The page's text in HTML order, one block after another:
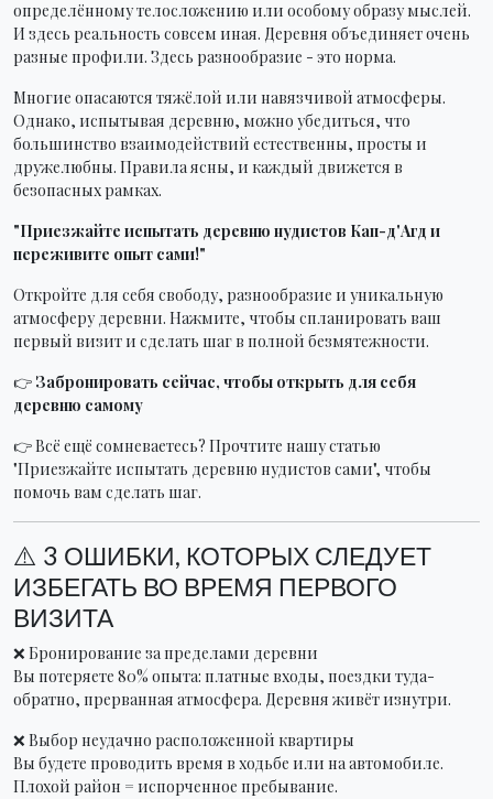
определённому телосложению или особому образу мыслей.
И здесь реальность совсем иная. Деревня объединяет очень
разные профили. Здесь разнообразие - это норма.
Многие опасаются тяжёлой или навязчивой атмосферы.
Однако, испытывая деревню, можно убедиться, что
большинство взаимодействий естественны, просты и
дружелюбны. Правила ясны, и каждый движется в
безопасных рамках.
"Приезжайте испытать деревню нудистов Кап-д'Агд и
переживите опыт сами!"
Откройте для себя свободу, разнообразие и уникальную
атмосферу деревни. Нажмите, чтобы спланировать ваш
первый визит и сделать шаг в полной безмятежности.
👉 Забронировать сейчас, чтобы открыть для себя
деревню самому
👉 Всё ещё сомневаетесь? Прочтите нашу статью
"Приезжайте испытать деревню нудистов сами", чтобы
помочь вам сделать шаг.
⚠️ 3 ОШИБКИ, КОТОРЫХ СЛЕДУЕТ
ИЗБЕГАТЬ ВО ВРЕМЯ ПЕРВОГО
ВИЗИТА
❌ Бронирование за пределами деревни
Вы потеряете 80% опыта: платные входы, поездки туда-
обратно, прерванная атмосфера. Деревня живёт изнутри.
❌ Выбор неудачно расположенной квартиры
Вы будете проводить время в ходьбе или на автомобиле.
Плохой район = испорченное пребывание.